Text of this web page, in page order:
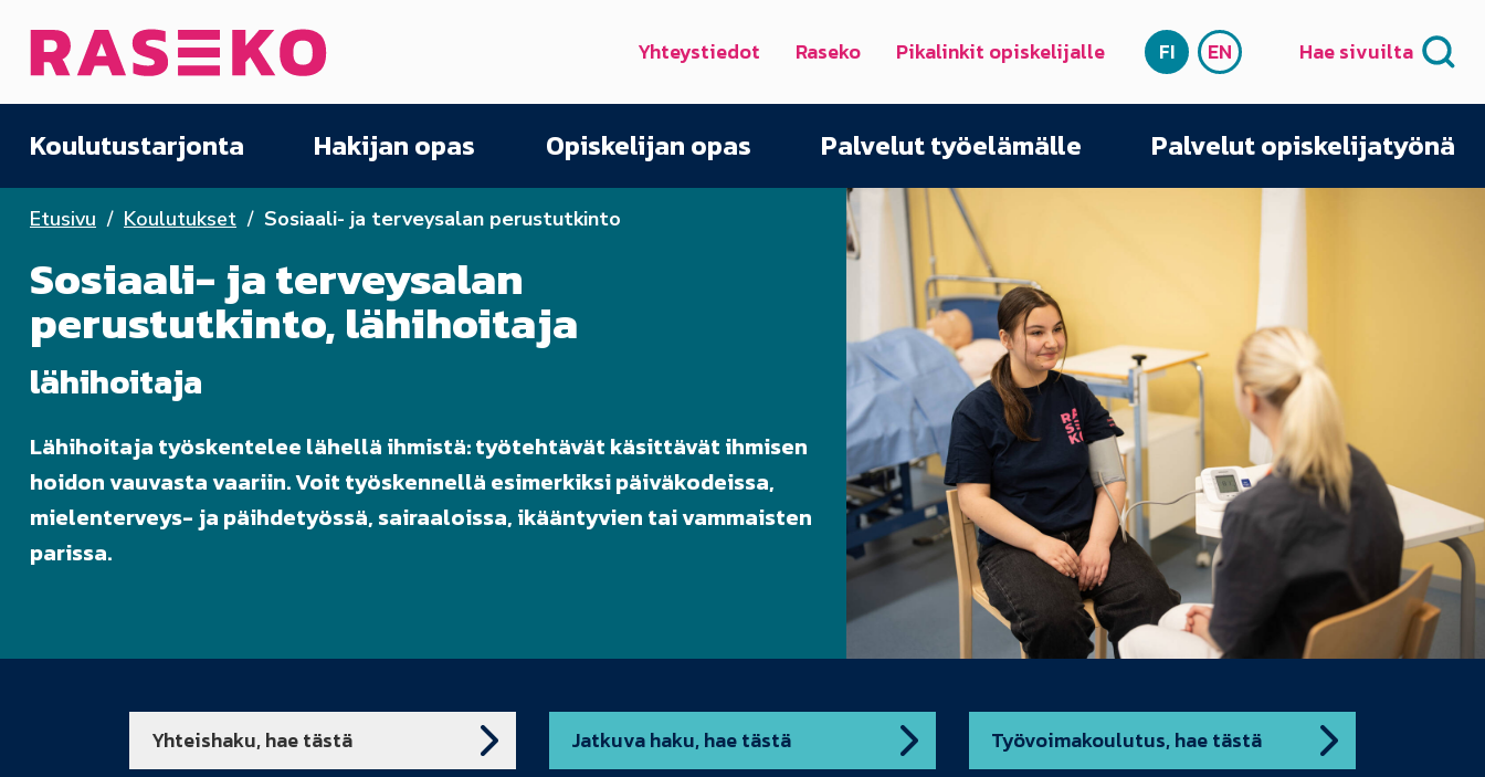
Etusivu Yhteystiedot Raseko Pikalinkit opiskelijalle SUOMI
FI ENGLISH
EN Hae sivuilta
Koulutustarjonta Hakijan opas Opiskelijan opas Palvelut työelämälle Palvelut opiskelijatyönä
Etusivu Koulutukset Sosiaali- ja terveysalan perustutkinto
Sosiaali- ja terveysalan
perustutkinto, lähihoitaja
lähihoitaja
Lähihoitaja työskentelee lähellä ihmistä: työtehtävät käsittävät ihmisen
hoidon vauvasta vaariin. Voit työskennellä esimerkiksi päiväkodeissa,
mielenterveys- ja päihdetyössä, sairaaloissa, ikääntyvien tai vammaisten
parissa.
Yhteishaku, hae tästä Jatkuva haku, hae tästä Työvoimakoulutus, hae tästä